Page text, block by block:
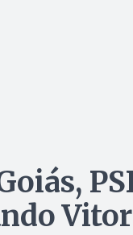
Vitor